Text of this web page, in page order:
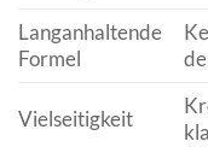
Langanhaltende
Formel
Vielseitigkeit